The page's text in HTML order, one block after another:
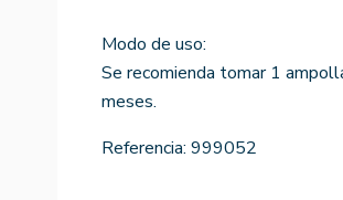
Modo de uso:
Se recomienda tomar 1
meses.
Referencia: 999052